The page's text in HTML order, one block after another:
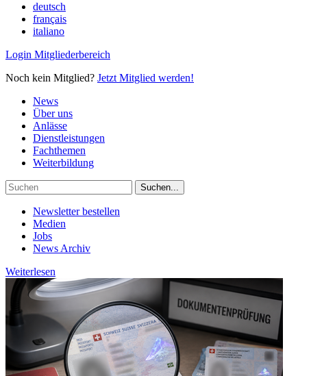
deutsch
français
italiano
Login Mitgliederbereich
Noch kein Mitglied? Jetzt Mitglied werden!
News
Über uns
Anlässe
Dienstleistungen
Fachthemen
Weiterbildung
Newsletter bestellen
Medien
Jobs
News Archiv
Weiterlesen